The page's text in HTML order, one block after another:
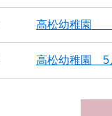
高松幼稚園
高松幼稚園 5